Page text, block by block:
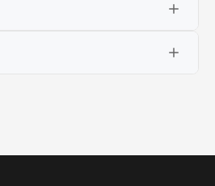
70 db
είναι οι μόνοι που